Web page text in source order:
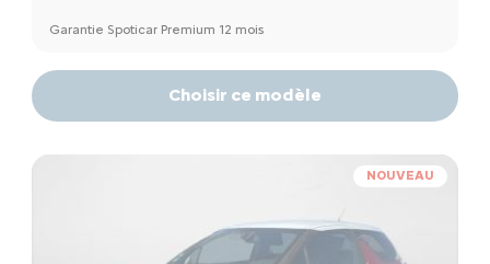
Garantie Spoticar Premium 12 mois
Choisir ce modèle
NOUVEAU